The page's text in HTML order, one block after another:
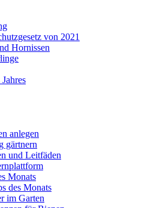
von 2021
Hornissen
anlegen
gärtnern
und Leitfäden
Monats
des Monats
im Garten